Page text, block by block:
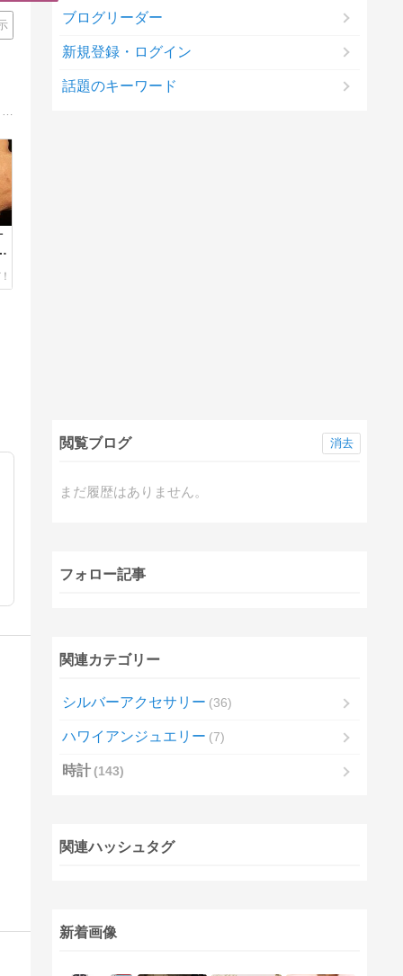
ブログリーダー
新規登録・ログイン
話題のキーワード
閲覧ブログ
まだ履歴はありません。
消去
フォロー記事
関連カテゴリー
シルバーアクセサリー 36
ハワイアンジュエリー 7
時計 143
関連ハッシュタグ
新着画像